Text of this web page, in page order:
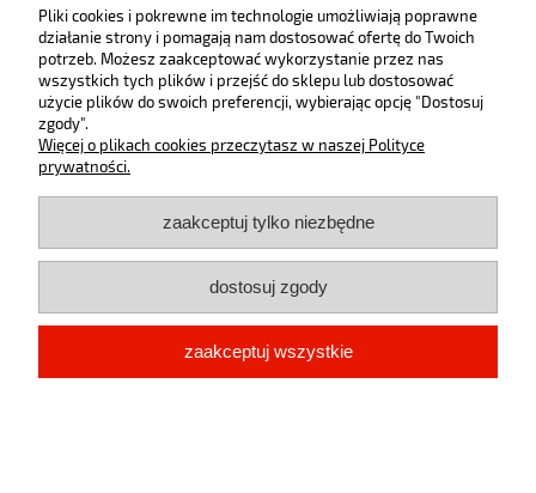
Sklep internetowy Shoper.pl
Pliki cookies i pokrewne im technologie umożliwiają poprawne
działanie strony i pomagają nam dostosować ofertę do Twoich
potrzeb. Możesz zaakceptować wykorzystanie przez nas
wszystkich tych plików i przejść do sklepu lub dostosować
użycie plików do swoich preferencji, wybierając opcję "Dostosuj
zgody".
Więcej o plikach cookies przeczytasz w naszej Polityce
prywatności.
zaakceptuj tylko niezbędne
dostosuj zgody
zaakceptuj wszystkie